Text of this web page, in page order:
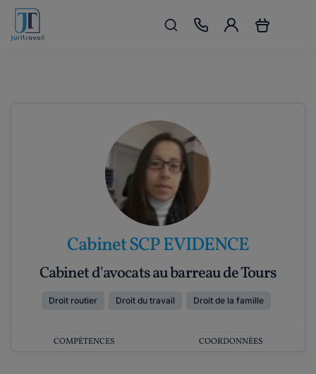
Cabinet SCP EVIDENCE
Cabinet d'avocats au barreau de Tours
Droit routier Droit du travail Droit de la famille
COMPÉTENCES COORDONNÉES